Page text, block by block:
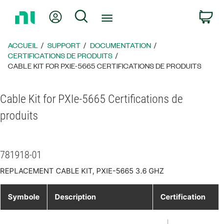
page
d’accueil
Mon compteRechercher
ACCUEIL SUPPORT
DOCUMENTATION
CERTIFICATIONS DE PRODUITS
CABLE KIT FOR PXIE-5665 CERTIFICATIONS DE PRODUITS
Cable Kit for PXIe-5665 Certifications de
produits
781918-01
REPLACEMENT CABLE KIT, PXIE-5665 3.6 GHZ
Symbole Description Certification